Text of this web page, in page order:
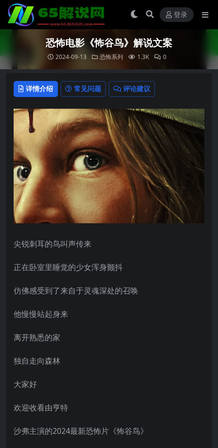
登录
恐怖电影《怖谷鸟》解说文案
2024-09-13 恐怖系列 1.3K 0
详情介绍 常见问题 评论建议
尖锐刺耳的鸟叫声传来
正在卧室里睡觉的少女浑身颤抖
仿佛感受到了来自于灵魂深处的召唤
他慢慢站起身来
离开熟悉的家
独自走向森林
大家好
欢迎收看由亨特
沙弗主演的2024最新恐怖片《怖谷鸟》